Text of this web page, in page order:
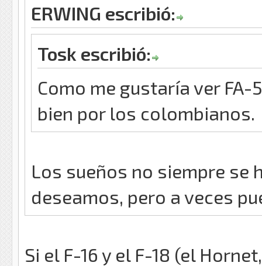
ERWING escribió:
Tosk escribió:
Como me gustaría ver
bien por los colombianos.
Los sueños no siempre se
deseamos, pero a veces
Si el F-16 y el F-18 (el